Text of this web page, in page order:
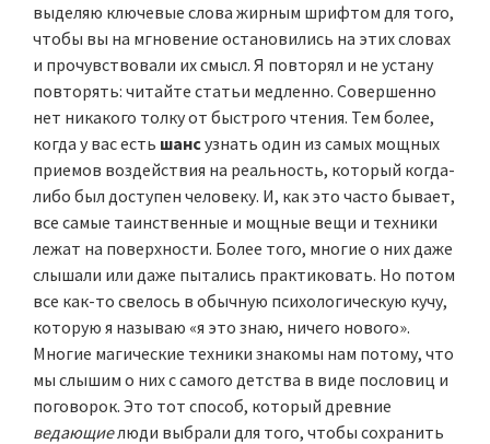
выделяю ключевые слова жирным шрифтом для того,
чтобы вы на мгновение остановились на этих словах
и прочувствовали их смысл. Я повторял и не устану
повторять: читайте статьи медленно. Совершенно
нет никакого толку от быстрого чтения. Тем более,
когда у вас есть шансузнать один из самых мощных
приемов воздействия на реальность, который когда-
либо был доступен человеку. И, как это часто бывает,
все самые таинственные и мощные вещи и техники
лежат на поверхности. Более того, многие о них даже
слышали или даже пытались практиковать. Но потом
все как-то свелось в обычную психологическую кучу,
которую я называю «я это знаю, ничего нового».
Многие магические техники знакомы нам потому, что
мы слышим о них с самого детства в виде пословиц и
поговорок. Это тот способ, который древние
ведающиелюди выбрали для того, чтобы сохранить